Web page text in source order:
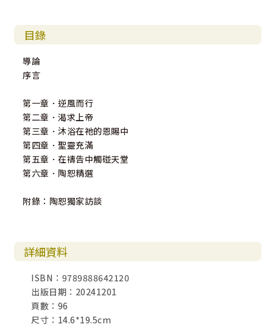
目錄
導論
序言
第一章．逆風而行
第二章．渴求上帝
第三章．沐浴在祂的恩賜中
第四章．聖靈充滿
第五章．在禱告中觸碰天堂
第六章．陶恕精選
附錄：陶恕獨家訪談
詳細資料
ISBN：9789888642120
出版日期：20241201
頁數：96
尺寸：14.6*19.5cm